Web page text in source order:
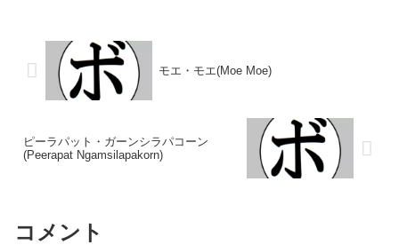
モエ・モエ(Moe Moe)
ピーラパット・ガーンシラパコーン
(Peerapat Ngamsilapakorn)
コメント